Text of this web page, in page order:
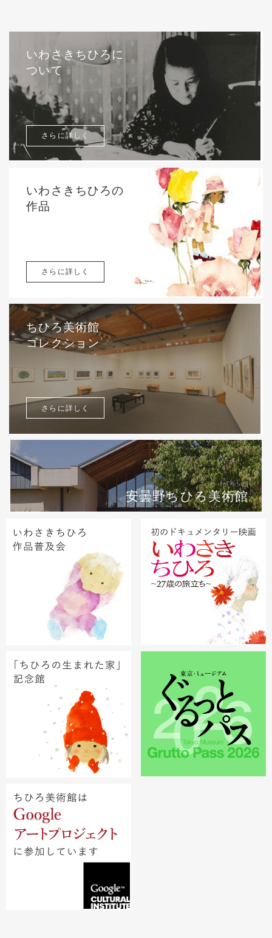
いわさきちひろに
ついて
さらに詳しく
いわさきちひろの
作品
さらに詳しく
ちひろ美術館
コレクション
さらに詳しく
安曇野ちひろ美術館